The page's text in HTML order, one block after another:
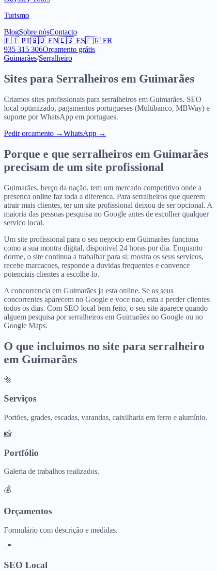
Turismo
BlogSobre nósContacto
🇵🇹 PT🇬🇧 EN🇪🇸 ES🇫🇷 FR
935 315 306Orçamento grátis
Guimarães/Serralheiro
Sites para Serralheiros em Guimarães
Criamos sites profissionais para serralheiros em Guimarães. SEO
local optimizado, pagamentos portugueses (Multibanco, MBWay) e
suporte por WhatsApp em portugues.
Pedir orcamento →WhatsApp →
Porque e que serralheiros em Guimarães
precisam de um site profissional
Guimarães, berço da nação, tem um mercado competitivo onde a
presenca online faz toda a diferenca. Para serralheiros que querem
atrair mais clientes, ter um site profissional deixou de ser opcional. A
maioria das pessoas pesquisa no Google antes de escolher qualquer
servico local.
Um site profissional para o seu negocio em Guimarães funciona
como a sua montra digital, disponivel 24 horas por dia. Enquanto
dorme, o site continua a trabalhar para si: mostra os seus servicos,
recebe marcacoes, responde a duvidas frequentes e convence
potenciais clientes a escolhe-lo.
A concorrencia em Guimarães ja esta online. Se os seus
concorrentes aparecem no Google e voce nao, esta a perder clientes
todos os dias. Com SEO local bem feito, o seu site aparece quando
alguem pesquisa por serralheiros em Guimarães no Google ou no
Google Maps.
O que incluimos no site para serralheiro
em Guimarães
🔩
Serviços
Portões, grades, escadas, varandas, caixilharia em ferro e alumínio.
📸
Portfólio
Galeria de trabalhos realizados.
💰
Orçamentos
Formulário com descrição e medidas.
📍
SEO Local